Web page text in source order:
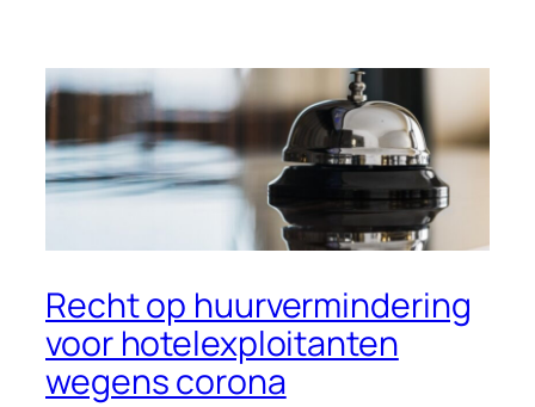
Recht op huurvermindering
voor hotelexploitanten
wegens corona